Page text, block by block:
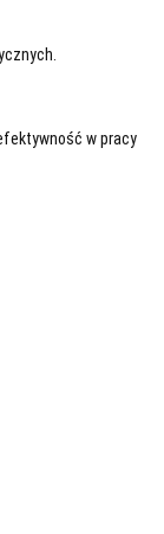
w pracy